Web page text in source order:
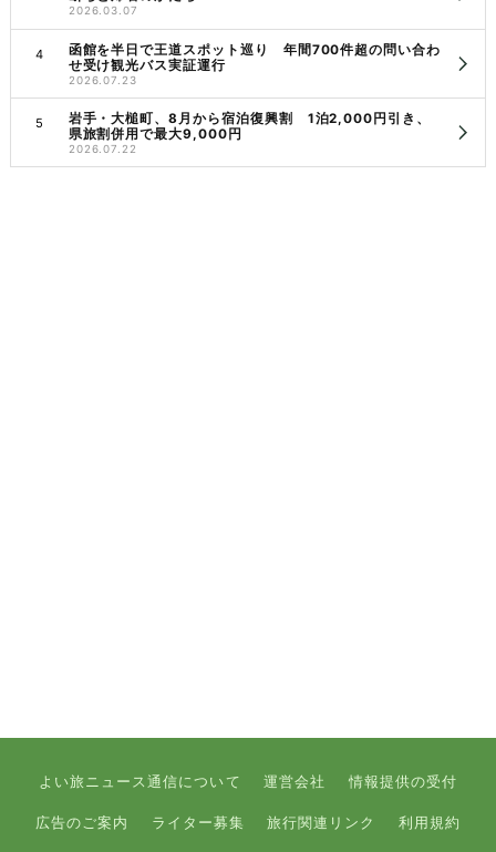
2026.03.07
函館を半日で王道スポット巡り 年間700件超の問い合わ
せ受け観光バス実証運行
2026.07.23
岩手・大槌町、8月から宿泊復興割 1泊2,000円引き、
県旅割併用で最大9,000円
2026.07.22
よい旅ニュース通信について 運営会社 情報提供の受付
広告のご案内 ライター募集 旅行関連リンク 利用規約